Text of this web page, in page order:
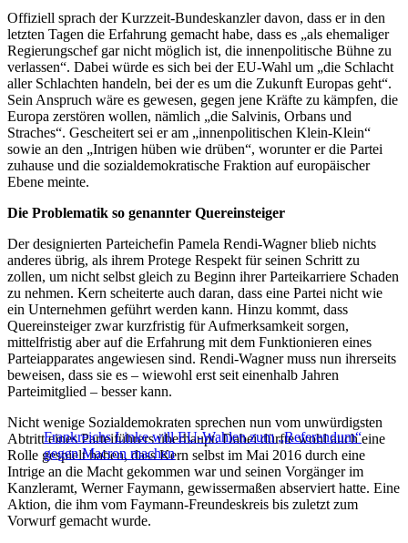
Offiziell sprach der Kurzzeit-Bundeskanzler davon, dass er in den
letzten Tagen die Erfahrung gemacht habe, dass es „als ehemaliger
Regierungschef gar nicht möglich ist, die innenpolitische Bühne zu
verlassen“. Dabei würde es sich bei der EU-Wahl um „die Schlacht
aller Schlachten handeln, bei der es um die Zukunft Europas geht“.
Sein Anspruch wäre es gewesen, gegen jene Kräfte zu kämpfen, die
Europa zerstören wollen, nämlich „die Salvinis, Orbans und
Straches“. Gescheitert sei er am „innenpolitischen Klein-Klein“
sowie an den „Intrigen hüben wie drüben“, worunter er die Partei
zuhause und die sozialdemokratische Fraktion auf europäischer
Ebene meinte.
Die Problematik so genannter Quereinsteiger
Der designierten Parteichefin Pamela Rendi-Wagner blieb nichts
anderes übrig, als ihrem Protege Respekt für seinen Schritt zu
zollen, um nicht selbst gleich zu Beginn ihrer Parteikarriere Schaden
zu nehmen. Kern scheiterte auch daran, dass eine Partei nicht wie
ein Unternehmen geführt werden kann. Hinzu kommt, dass
Quereinsteiger zwar kurzfristig für Aufmerksamkeit sorgen,
mittelfristig aber auf die Erfahrung mit dem Funktionieren eines
Parteiapparates angewiesen sind. Rendi-Wagner muss nun ihrerseits
beweisen, dass sie es – wiewohl erst seit einenhalb Jahren
Parteimitglied – besser kann.
Frankreichs Linke will EU-Wahlen zum „Referendum“
gegen Macron machen
Nicht wenige Sozialdemokraten sprechen nun vom unwürdigsten
Abtritt eines Parteiführers überhaupt. Dabei dürfte wohl auch eine
Rolle gespielt haben, dass Kern selbst im Mai 2016 durch eine
Intrige an die Macht gekommen war und seinen Vorgänger im
Kanzleramt, Werner Faymann, gewissermaßen abserviert hatte. Eine
Aktion, die ihm vom Faymann-Freundeskreis bis zuletzt zum
Vorwurf gemacht wurde.